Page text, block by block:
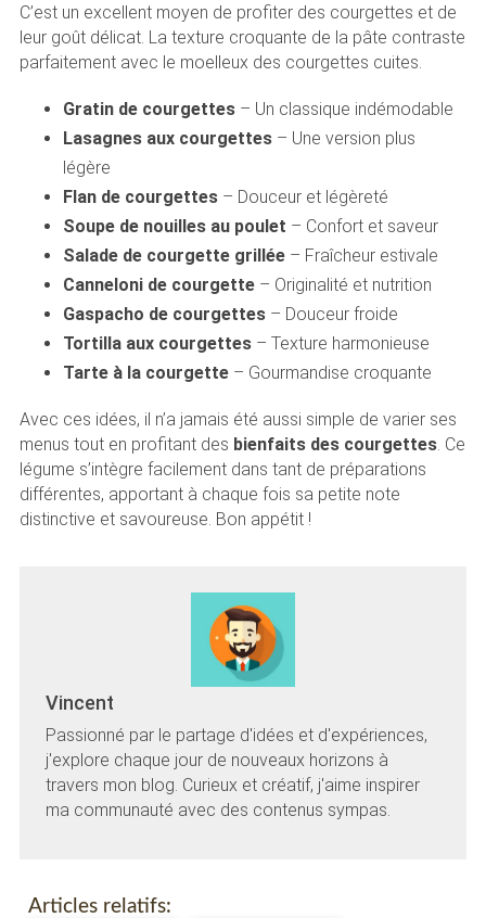
C’est un excellent moyen de profiter des courgettes et de
leur goût délicat. La texture croquante de la pâte contraste
parfaitement avec le moelleux des courgettes cuites.
Gratin de courgettes– Un classique indémodable
Lasagnes aux courgettes– Une version plus
légère
Flan de courgettes– Douceur et légèreté
Soupe de nouilles au poulet – Confort et saveur
Salade de courgette grillée– Fraîcheur estivale
Canneloni de courgette– Originalité et nutrition
Gaspacho de courgettes– Douceur froide
Tortilla aux courgettes– Texture harmonieuse
Tarte à la courgette– Gourmandise croquante
Avec ces idées, il n’a jamais été aussi simple de varier ses
menus tout en profitant des bienfaits des courgettes. Ce
légume s’intègre facilement dans tant de préparations
différentes, apportant à chaque fois sa petite note
distinctive et savoureuse. Bon appétit !
Vincent
Passionné par le partage d'idées et d'expériences,
j'explore chaque jour de nouveaux horizons à
travers mon blog. Curieux et créatif, j'aime inspirer
ma communauté avec des contenus sympas.
Articles relatifs: